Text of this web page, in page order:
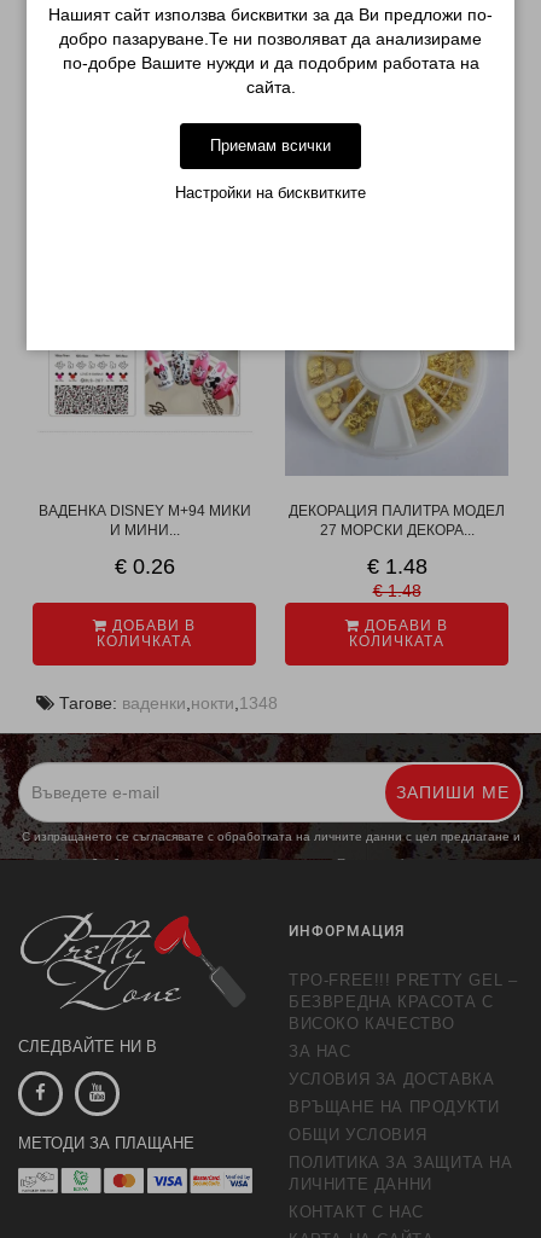
нанесете база и цвят по избор
изрежете желаният елемент от ваденката
намокрете го
внимателно с пинсета отделете хартиеният слой
внимателно за да няма балончета
завършете с топ лак
ВАДЕНКА DISNEY M+94 МИКИ
И МИНИ...
€ 0.26
ДОБАВИ В
КОЛИЧКАТА
ДЕКОРАЦИЯ ПАЛИТРА МОДЕЛ
27 МОРСКИ ДЕКОРА...
€ 1.48
€ 1.48
ДОБАВИ В
КОЛИЧКАТА
Тагове: ваденки нокти 1348
ЗАПИШИ МЕ
С изпращането се съгласявате с обработката на личните данни с цел предлагане и
обработка на маркетингови предложения. Повече информация
СЛЕДВАЙТЕ НИ В
МЕТОДИ ЗА ПЛАЩАНЕ
ИНФОРМАЦИЯ
TPO-FREE!!! PRETTY GEL –
БЕЗВРЕДНА КРАСОТА С
ВИСОКО КАЧЕСТВО
ЗА НАС
УСЛОВИЯ ЗА ДОСТАВКА
ВРЪЩАНЕ НА ПРОДУКТИ
ОБЩИ УСЛОВИЯ
ПОЛИТИКА ЗА ЗАЩИТА НА
ЛИЧНИТЕ ДАННИ
КОНТАКТ С НАС
Нашият сайт използва бисквитки за да Ви предложи по-
добро пазаруване.Те ни позволяват да анализираме
по-добре Вашите нужди и да подобрим работата на
сайта.
Приемам всички
Настройки на бисквитките